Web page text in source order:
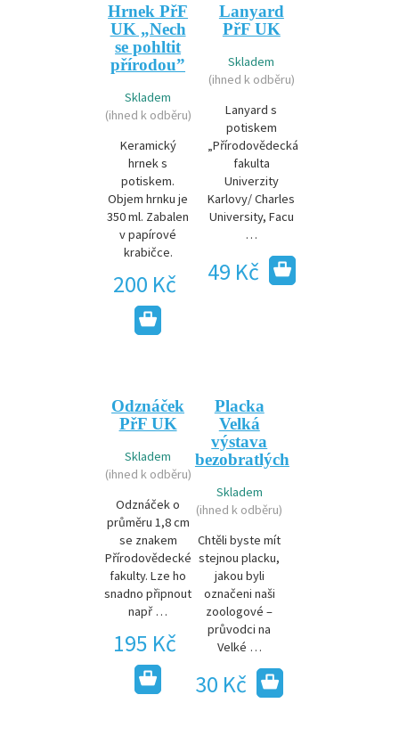
Hrnek PřF
UK „Nech
se pohltit
přírodou”
Skladem
(ihned k odběru)
Keramický
hrnek s
potiskem.
Objem hrnku je
350 ml. Zabalen
v papírové
krabičce.
200 Kč
Lanyard
PřF UK
Skladem
(ihned k odběru)
Lanyard s
potiskem
„Přírodovědecká
fakulta
Univerzity
Karlovy/ Charles
University, Facu
…
49 Kč
Odznáček
PřF UK
Skladem
(ihned k odběru)
Odznáček o
průměru 1,8 cm
se znakem
Přírodovědecké
fakulty. Lze ho
snadno připnout
např …
195 Kč
Placka
Velká
výstava
bezobratlých
Skladem
(ihned k odběru)
Chtěli byste mít
stejnou placku,
jakou byli
označeni naši
zoologové –
průvodci na
Velké …
30 Kč